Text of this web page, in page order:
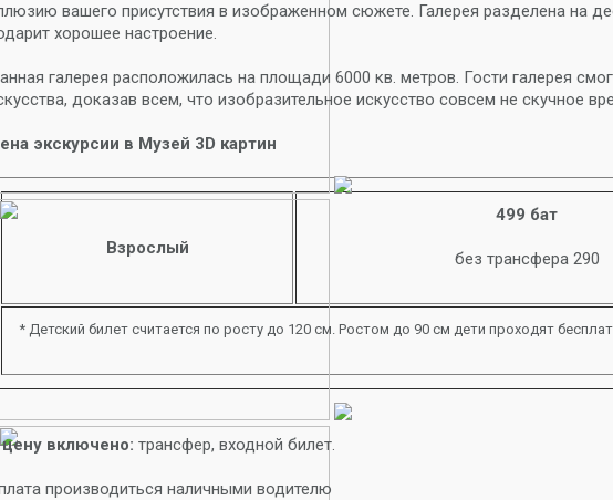
вашего присутствия в изображенном сюжете. Галерея разделена на
хорошее настроение.
галерея расположилась на площади 6000 кв. метров. Гости галерея
доказав всем, что изобразительное искусство совсем не скучное
экскурсии в Музей 3D картин
Взрослый
499 бат
без трансфера 290
* Детский билет считается по росту до 120 см. Ростом до 90 см дети проходят
включено: трансфер, входной билет.
производиться наличными водителю